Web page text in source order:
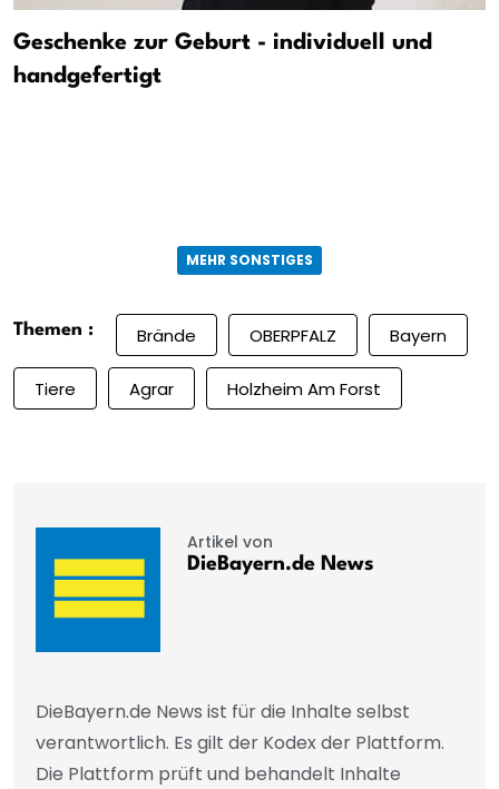
Geschenke zur Geburt - individuell und
handgefertigt
MEHR SONSTIGES
Themen : Brände OBERPFALZ Bayern
Tiere Agrar Holzheim Am Forst
Artikel von
DieBayern.de News
DieBayern.de News ist für die Inhalte selbst
verantwortlich. Es gilt der Kodex der Plattform.
Die Plattform prüft und behandelt Inhalte